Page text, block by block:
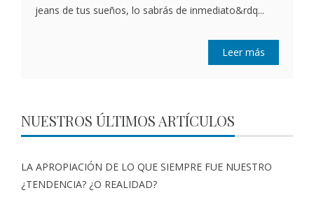
jeans de tus sueños, lo sabrás de inmediato&rdq...
Leer más
NUESTROS ÚLTIMOS ARTÍCULOS
LA APROPIACIÓN DE LO QUE SIEMPRE FUE NUESTRO
¿TENDENCIA? ¿O REALIDAD?